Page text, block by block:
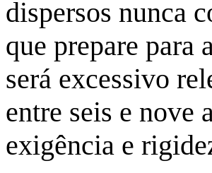
dispersos nunca
que prepare para
será excessivo
entre seis e nove
exigência e